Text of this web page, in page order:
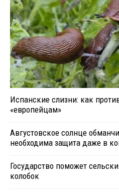
Испанские слизни: как
«европейцам»
Августовское солнце
необходима защита даже в
Государство поможет
колобок